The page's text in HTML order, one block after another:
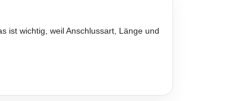
ist wichtig, weil Anschlussart, Länge und